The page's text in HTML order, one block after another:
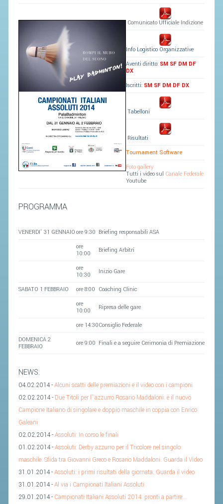
Comunicato Ufficiale Indizione
Info Logistico Organizzative
Aventi diritto: SM SF DM DF
DX
Iscritti: SM SF DM DF DX
Tabelloni
Risultati
Tournament Software
Foto gallery
Tutti i video sul Canale Federale
Youtube
PROGRAMMA
VENERDI' 31 GENNAIO ore 9:30 Briefing responsabili ASA
ore
10:00
Briefing Arbitri
ore
10:30
Inizio Gare
SABATO 1 FEBBRAIO ore 8:00 Coaching Clinic
ore
10:00
Ripresa delle gare
ore 14:30Consiglio Federale
DOMENICA 2
FEBBRAIO
ore 9:00 Finali e a seguire Cerimonia di Premiazione
NEWS:
04.02.2014 -Alcuni scatti delle premiazioni e il video con i campioni
02.02.2014 - Due Titoli per l’’azzurro Rosario Maddaloni: è il nuovo
Campione Italiano di singolare e doppio maschile in coppia con Enrico
Galeani
02.02.2014 -Assoluti: In corso le finali
01.02.2014 -Assoluti: Derby azzurro per il Tricolore nel singolo
maschile. Sfida tra Giovanni Greco e Rosario Maddaloni. Guarda il Video
31.01.2014 -Assoluti: i primi risultati della giornata. Guarda il video
31.01.2014 -Al via i Campionati Italiani Assoluti
29.01.2014 - Campionati Italiani Assoluti 2014: pronti a partire...
CONTATTI
CIRCOLARI
RESPONSABILITÀ SOCIALE
SAFEGUARDING
RICHIESTA PATROCINIO
GIUSTIZIA FEDERALE
PROVVEDIMENTI
STAFF TECNICO
ATLETI D'INTERESSE NAZIONALE
VOLA CON NOI
CENTRI TECNICI TERRITORIALI
COMMISSIONE ATLETI
AFFILIAZIONE E TESSERAMENTO
CONVENZIONI
ACCEDI AL TESSERAMENTO ON
LINE
ASSICURAZIONE
MODULI